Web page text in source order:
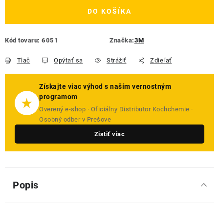
DO KOŠÍKA
Kód tovaru: 6051 Značka:3M
Tlač Opýtať sa Strážiť Zdieľať
★
Získajte viac výhod s naším vernostným
programom
Overený e-shop · Oficiálny Distributor Kochchemie ·
Osobný odber v Prešove
Zistiť viac
Popis